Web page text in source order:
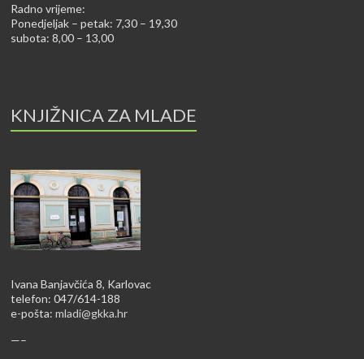
Radno vrijeme:
Ponedjeljak – petak: 7,30 – 19,30
subota: 8,00 – 13,00
KNJIŽNICA ZA MLADE
Ivana Banjavčića 8, Karlovac
telefon: 047/614-188
e-pošta:mladi@gkka.hr
—–